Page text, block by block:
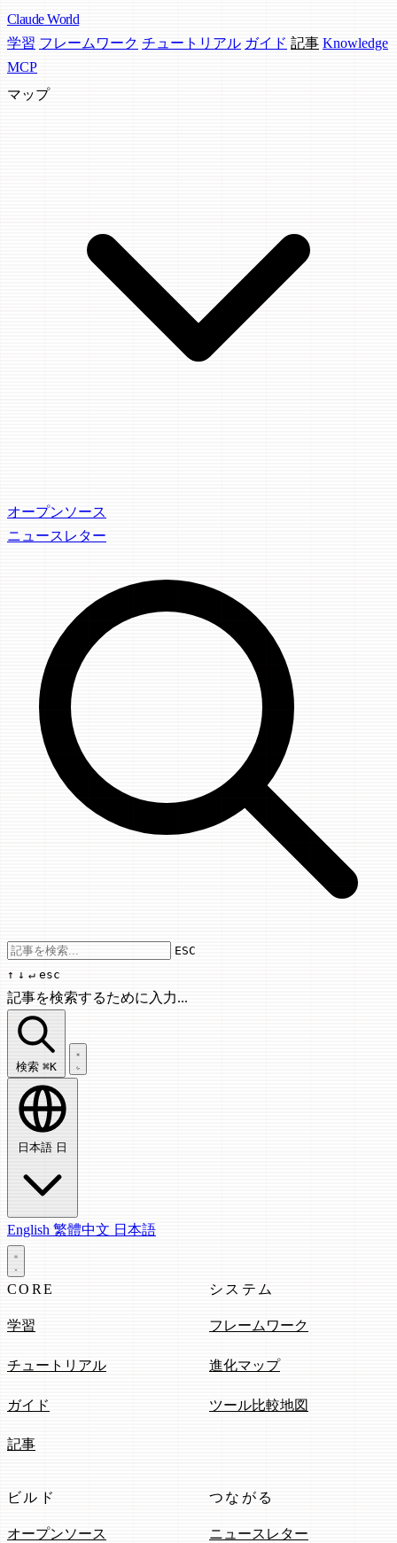
Claude World
学習 フレームワーク チュートリアル ガイド 記事 Knowledge
MCP
マップ
オープンソース
ニュースレター
Use arrow keys to navigate results,
ESC
↑ ↓ ↵ esc
記事を検索するために入力...
記事を検索...
検索 ⌘K
日本語 日
English 繁體中文 日本語
CORE
学習
チュートリアル
ガイド
記事
システム
フレームワーク
進化マップ
ツール比較地図
ビルド
オープンソース
つながる
ニュースレター